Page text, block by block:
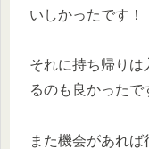
いしかったです！
それに持ち帰りは
るのも良かったで
また機会があれば